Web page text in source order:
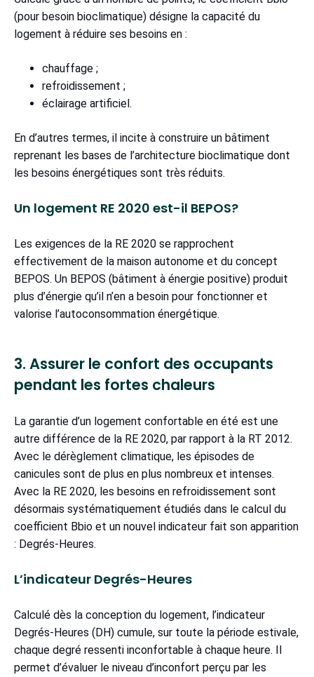
(pour besoin bioclimatique) désigne la capacité du
logement à réduire ses besoins en :
chauffage ;
refroidissement ;
éclairage artificiel.
En d’autres termes, il incite à construire un bâtiment
reprenant les bases de l’architecture bioclimatique dont
les besoins énergétiques sont très réduits.
Un logement RE 2020 est-il BEPOS?
Les exigences de la RE 2020 se rapprochent
effectivement de la maison autonome et du concept
BEPOS. Un BEPOS (bâtiment à énergie positive) produit
plus d’énergie qu’il n’en a besoin pour fonctionner et
valorise l’autoconsommation énergétique.
3. Assurer le confort des occupants
pendant les fortes chaleurs
La garantie d’un logement confortable en été est une
autre différence de la RE 2020, par rapport à la RT 2012.
Avec le dérèglement climatique, les épisodes de
canicules sont de plus en plus nombreux et intenses.
Avec la RE 2020, les besoins en refroidissement sont
désormais systématiquement étudiés dans le calcul du
coefficient Bbio et un nouvel indicateur fait son apparition
: Degrés-Heures.
L’indicateur Degrés-Heures
Calculé dès la conception du logement, l’indicateur
Degrés-Heures (DH) cumule, sur toute la période estivale,
chaque degré ressenti inconfortable à chaque heure. Il
permet d’évaluer le niveau d’inconfort perçu par les